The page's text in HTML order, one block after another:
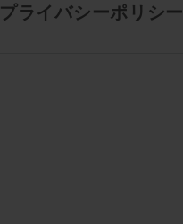
プライバシーポリシー